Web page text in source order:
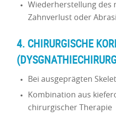
Wiederherstellung des
Zahnverlust oder
4. CHIRURGISCHE
Bei ausgeprägten
Kombination aus
chirurgischer Therapie